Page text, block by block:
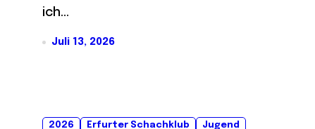
ich...
Juli 13, 2026
2026 Erfurter Schachklub Jugend